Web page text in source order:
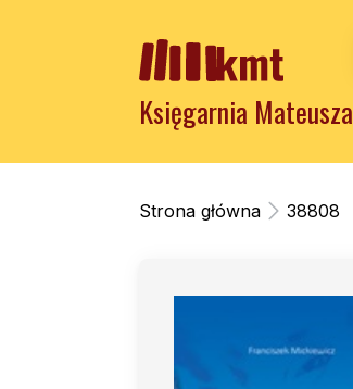
Księgarnia Mateusza
Strona główna 38808